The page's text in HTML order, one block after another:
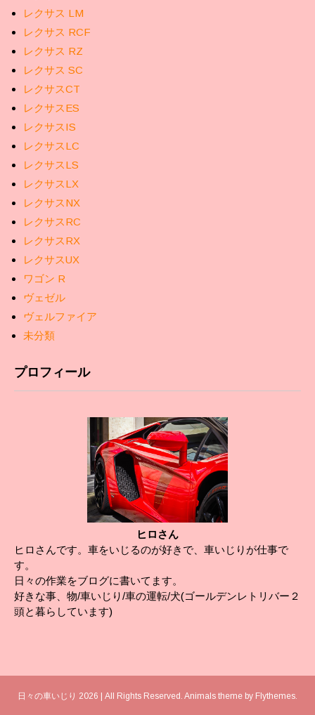
レクサス LM
レクサス RCF
レクサス RZ
レクサス SC
レクサスCT
レクサスES
レクサスIS
レクサスLC
レクサスLS
レクサスLX
レクサスNX
レクサスRC
レクサスRX
レクサスUX
ワゴン R
ヴェゼル
ヴェルファイア
未分類
プロフィール
ヒロさん
ヒロさんです。車をいじるのが好きで、車いじりが仕事で
す。
日々の作業をブログに書いてます。
好きな事、物/車いじり/車の運転/犬(ゴールデンレトリバー２
頭と暮らしています)
日々の車いじり 2026 | All Rights Reserved. Animals theme by Flythemes.